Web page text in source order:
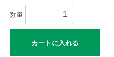
数量
カートに入れる